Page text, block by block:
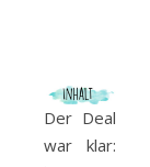
Der Deal
war klar: